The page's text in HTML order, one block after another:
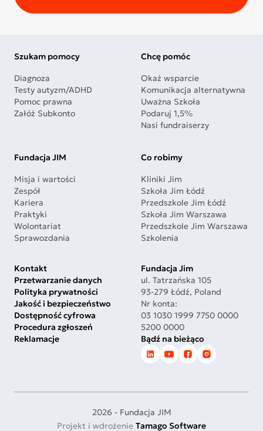
Szukam pomocy
Diagnoza
Testy autyzm/ADHD
Pomoc prawna
Załóż Subkonto
Chcę pomóc
Okaż wsparcie
Komunikacja alternatywna
Uważna Szkoła
Podaruj 1,5%
Nasi fundraiserzy
Fundacja JIM
Misja i wartości
Zespół
Kariera
Praktyki
Wolontariat
Sprawozdania
Co robimy
Kliniki Jim
Szkoła Jim Łódź
Przedszkole Jim Łódź
Szkoła Jim Warszawa
Przedszkole Jim Warszawa
Szkolenia
Kontakt
Przetwarzanie danych
Polityka prywatności
Jakość i bezpieczeństwo
Dostępność cyfrowa
Procedura zgłoszeń
Reklamacje
Fundacja Jim
ul. Tatrzańska 105
93-279 Łódź, Poland
Nr konta:
03 1030 1999 7750 0000
5200 0000
Bądź na bieżąco
2026 - Fundacja JIM
Projekt i wdrożenie Tamago Software